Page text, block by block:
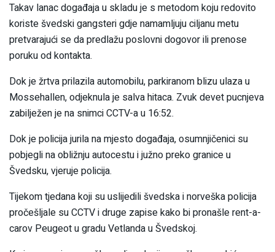
Takav lanac događaja u skladu je s metodom koju redovito
koriste švedski gangsteri gdje namamljuju ciljanu metu
pretvarajući se da predlažu poslovni dogovor ili prenose
poruku od kontakta.
Dok je žrtva prilazila automobilu, parkiranom blizu ulaza u
Mossehallen, odjeknula je salva hitaca. Zvuk devet pucnjeva
zabilježen je na snimci CCTV-a u 16:52.
Dok je policija jurila na mjesto događaja, osumnjičenici su
pobjegli na obližnju autocestu i južno preko granice u
Švedsku, vjeruje policija.
Tijekom tjedana koji su uslijedili švedska i norveška policija
pročešljale su CCTV i druge zapise kako bi pronašle rent-a-
carov Peugeot u gradu Vetlanda u Švedskoj.